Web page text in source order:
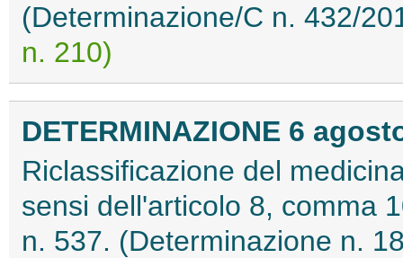
(Determinazione/C n. 432/
n. 210)
DETERMINAZIONE 6
Riclassificazione del
sensi dell'articolo 8, comma
n. 537. (Determinazione n.